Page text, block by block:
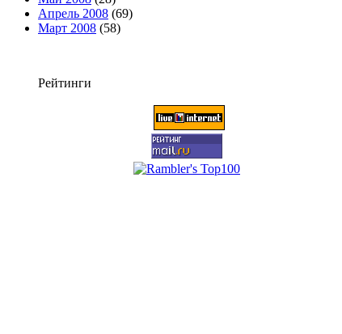
Апрель 2008 (69)
Март 2008 (58)
Рейтинги